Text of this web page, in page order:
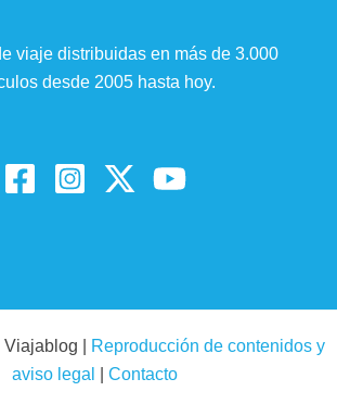
viaje distribuidas en más de 3.000
desde 2005 hasta hoy.
|
Reproducción de contenidos y
aviso legal
Contacto